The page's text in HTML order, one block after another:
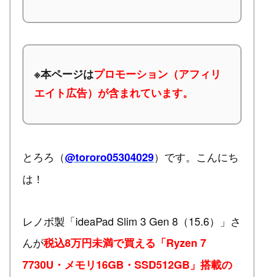
※本ページはプロモーション（アフィリ
エイト広告）が含まれています。
とろろ（@tororo05304029）です。こんにち
は！
レノボ製「ideaPad Slim 3 Gen 8（15.6）」さ
んが税込8万円未満で買える「Ryzen 7
7730U・メモリ16GB・SSD512GB」搭載の